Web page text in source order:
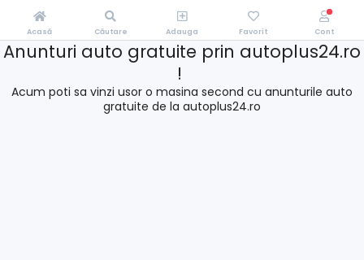
Anunturi auto gratuite prin autoplus24.ro
!
Acum poti sa vinzi usor o masina second cu anunturile auto
gratuite de la autoplus24.ro
Acasă Căutare Adauga Favorit Cont